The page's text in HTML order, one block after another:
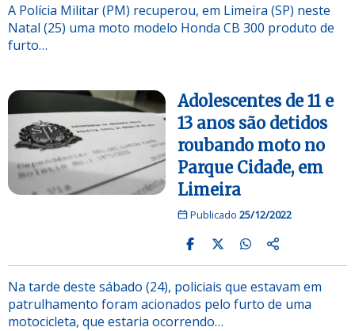
A Polícia Militar (PM) recuperou, em Limeira (SP) neste
Natal (25) uma moto modelo Honda CB 300 produto de
furto…
Adolescentes de 11 e
13 anos são detidos
roubando moto no
Parque Cidade, em
Limeira
Publicado 25/12/2022
Na tarde deste sábado (24), policiais que estavam em
patrulhamento foram acionados pelo furto de uma
motocicleta, que estaria ocorrendo…